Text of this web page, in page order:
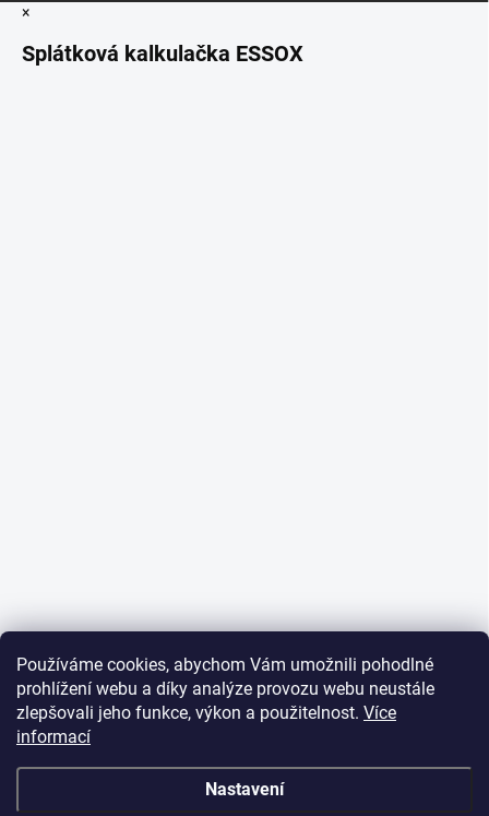
Používáme cookies, abychom Vám umožnili pohodlné
prohlížení webu a díky analýze provozu webu neustále
zlepšovali jeho funkce, výkon a použitelnost. Více
informací
Nastavení
×
Splátková kalkulačka ESSOX